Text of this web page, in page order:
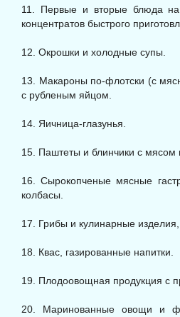
11. Первые и вторые блюда
концентратов быстрого
12. Окрошки и холодные супы.
13. Макароны по-флотски (с
с рубленым яйцом.
14. Яичница-глазунья.
15. Паштеты и блинчики с мясом
16. Сырокопченые мясные
колбасы.
17. Грибы и кулинарные
18. Квас, газированные напитки.
19. Плодоовощная продукция с
20. Маринованные овощи и